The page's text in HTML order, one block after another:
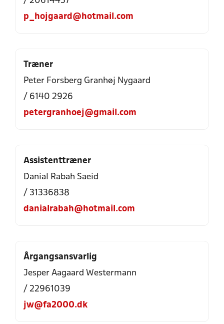
p_hojgaard@hotmail.com
Træner
Peter Forsberg Granhøj Nygaard
/ 6140 2926
petergranhoej@gmail.com
Assistenttræner
Danial Rabah Saeid
/ 31336838
danialrabah@hotmail.com
Årgangsansvarlig
Jesper Aagaard Westermann
/ 22961039
jw@fa2000.dk